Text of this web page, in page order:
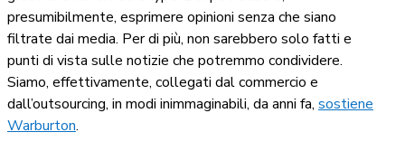
presumibilmente, esprimere opinioni senza che siano
filtrate dai media. Per di più, non sarebbero solo fatti e
punti di vista sulle notizie che potremmo condividere.
Siamo, effettivamente, collegati dal commercio e
dall’outsourcing, in modi inimmaginabili, da anni fa, sostiene
Warburton.